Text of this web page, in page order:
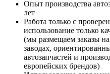
Опыт производства
лет
Работа только с
использование только
(мы размещаем заказы
заводах,
автозапчастей и
европейских брендов)